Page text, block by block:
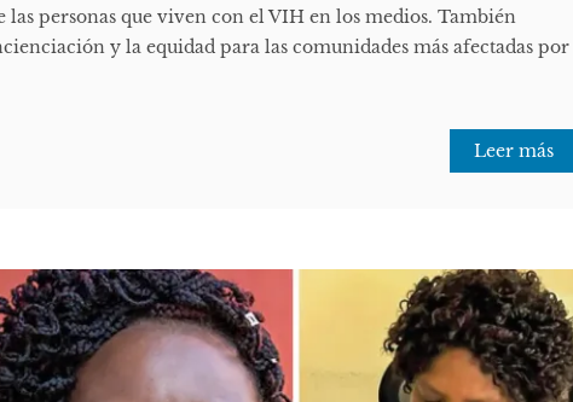
las personas que viven con el VIH en los medios. También
y la equidad para las comunidades más afectadas por
Leer más